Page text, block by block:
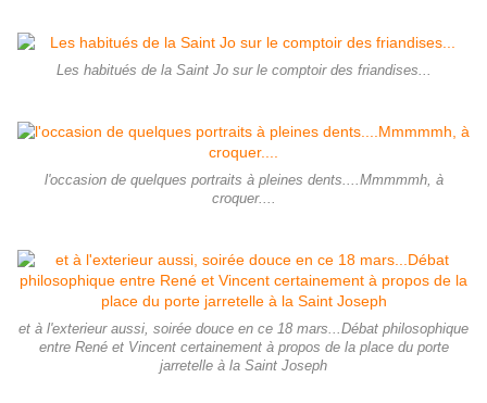
Les habitués de la Saint Jo sur le comptoir des friandises...
l'occasion de quelques portraits à pleines dents....Mmmmmh, à
croquer....
et à l'exterieur aussi, soirée douce en ce 18 mars...Débat philosophique
entre René et Vincent certainement à propos de la place du porte
jarretelle à la Saint Joseph